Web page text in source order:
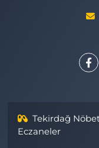
Tekirdağ
Eczaneler